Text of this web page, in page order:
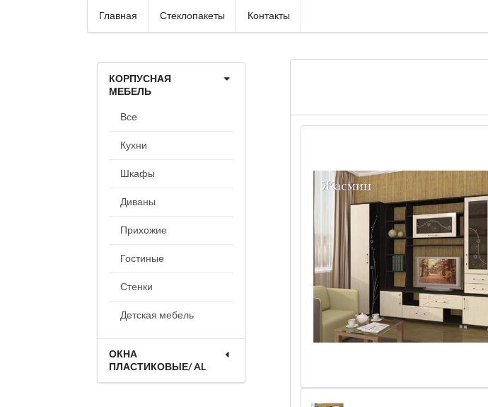
Главная Стеклопакеты Контакты
КОРПУСНАЯ
МЕБЕЛЬ
Все
Кухни
Шкафы
Диваны
Прихожие
Гостиные
Стенки
Детская мебель
ОКНА
ПЛАСТИКОВЫЕ/ AL